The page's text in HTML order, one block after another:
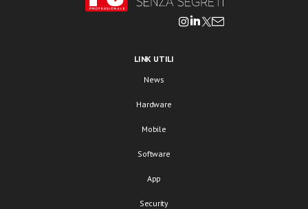
LINK UTILI
News
Hardware
Mobile
Software
App
Security